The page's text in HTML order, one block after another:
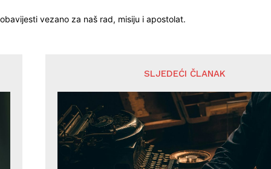
vezano za naš rad, misiju i apostolat.
SLJEDEĆI ČLANAK